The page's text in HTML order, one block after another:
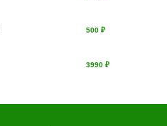
500 ₽
3990 ₽